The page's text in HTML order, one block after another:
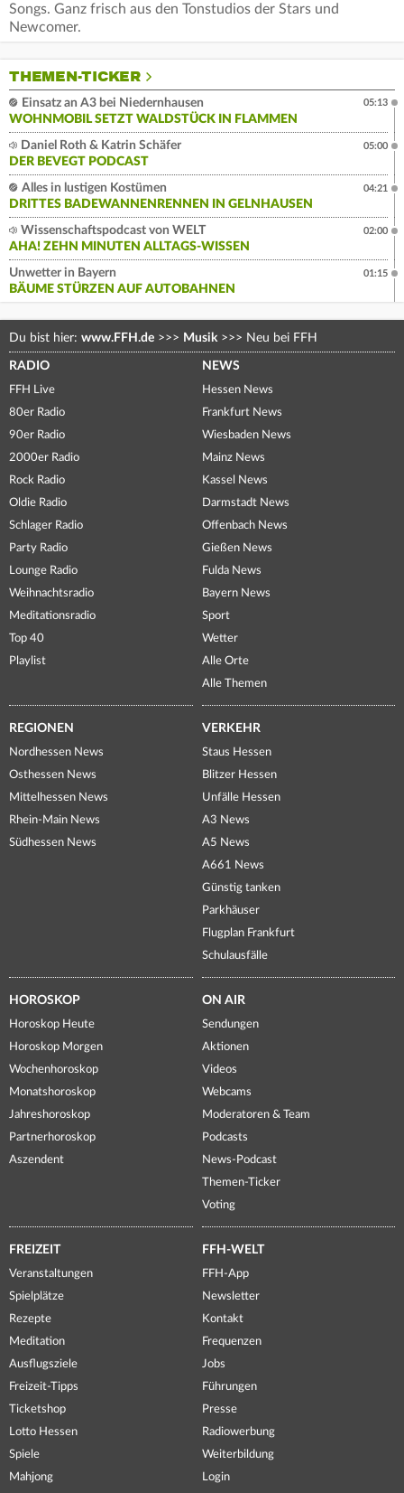
Songs. Ganz frisch aus den Tonstudios der Stars und
Newcomer.
THEMEN-TICKER
Einsatz an A3 bei Niedernhausen
WOHNMOBIL SETZT WALDSTÜCK IN FLAMMEN
05:13
Daniel Roth & Katrin Schäfer
DER BEVEGT PODCAST
05:00
Alles in lustigen Kostümen
DRITTES BADEWANNENRENNEN IN GELNHAUSEN
04:21
Wissenschaftspodcast von WELT
AHA! ZEHN MINUTEN ALLTAGS-WISSEN
02:00
Unwetter in Bayern
BÄUME STÜRZEN AUF AUTOBAHNEN
01:15
Du bist hier: www.FFH.de >>> Musik >>> Neu bei FFH
RADIO
FFH Live
80er Radio
90er Radio
2000er Radio
Rock Radio
Oldie Radio
Schlager Radio
Party Radio
Lounge Radio
Weihnachtsradio
Meditationsradio
Top 40
Playlist
NEWS
Hessen News
Frankfurt News
Wiesbaden News
Mainz News
Kassel News
Darmstadt News
Offenbach News
Gießen News
Fulda News
Bayern News
Sport
Wetter
Alle Orte
Alle Themen
REGIONEN
Nordhessen News
Osthessen News
Mittelhessen News
Rhein-Main News
Südhessen News
VERKEHR
Staus Hessen
Blitzer Hessen
Unfälle Hessen
A3 News
A5 News
A661 News
Günstig tanken
Parkhäuser
Flugplan Frankfurt
Schulausfälle
HOROSKOP
Horoskop Heute
Horoskop Morgen
Wochenhoroskop
Monatshoroskop
Jahreshoroskop
Partnerhoroskop
Aszendent
ON AIR
Sendungen
Aktionen
Videos
Webcams
Moderatoren & Team
Podcasts
News-Podcast
Themen-Ticker
Voting
FREIZEIT
Veranstaltungen
Spielplätze
Rezepte
Meditation
Ausflugsziele
Freizeit-Tipps
Ticketshop
Lotto Hessen
Spiele
Mahjong
FFH-WELT
FFH-App
Newsletter
Kontakt
Frequenzen
Jobs
Führungen
Presse
Radiowerbung
Weiterbildung
Login